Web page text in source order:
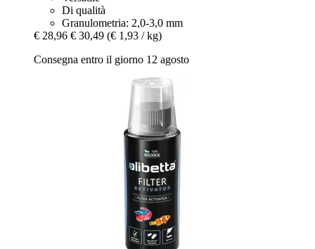
Di qualità
Granulometria: 2,0-3,0 mm
€ 28,96 € 30,49 (€ 1,93 / kg)
Consegna entro il giorno 12 agosto